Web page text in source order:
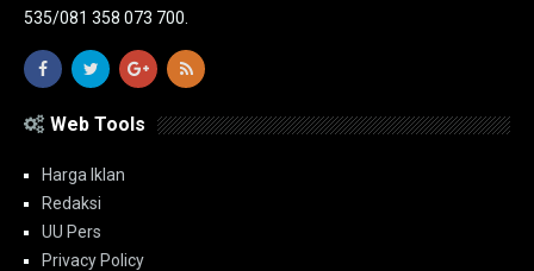
535/081 358 073 700.
Web Tools
Harga Iklan
Redaksi
UU Pers
Privacy Policy